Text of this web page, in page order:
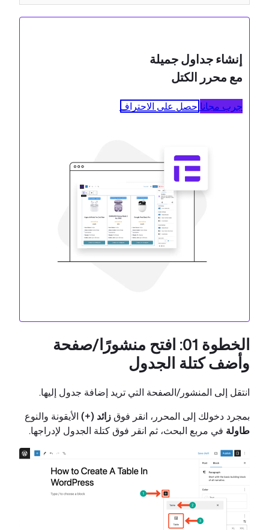
إنشاء جداول جميلة
مع محرر الكتل
جرب مجانا احصل على الاحتراف
الخطوة 01: افتح منشورًا/صفحة
وأضف كتلة الجدول
انتقل إلى المنشور/الصفحة التي تريد إضافة جدول إليها.
بمجرد دخولك إلى المحرر، انقر فوقزائد (+) الأيقونة والنوع
طاولة في مربع البحث، ثم انقر فوق كتلة الجدول لإدراجها.